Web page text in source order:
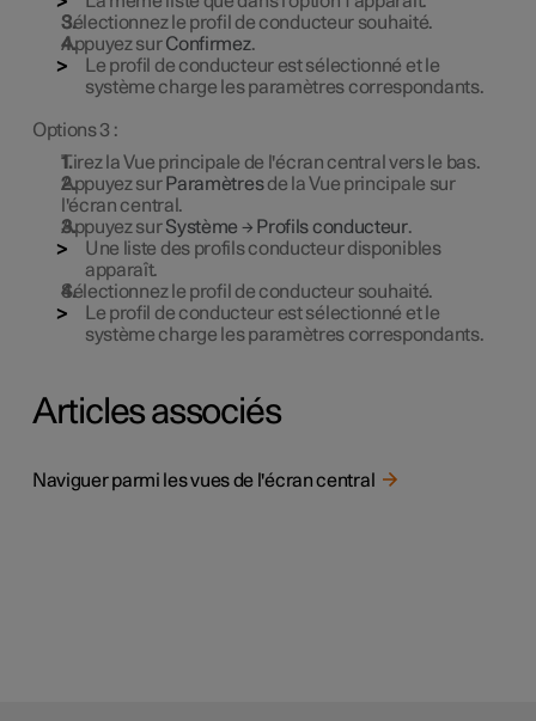
Sélectionnez le profil de conducteur souhaité.
Appuyez surConfirmez.
Le profil de conducteur est sélectionné et le
système charge les paramètres correspondants.
Options 3 :
Tirez la Vue principale de l'écran central vers le bas.
Appuyez sur Paramètresde la Vue principale sur
l'écran central.
Appuyez surSystème → Profils conducteur.
Une liste des profils conducteur disponibles
apparaît.
Sélectionnez le profil de conducteur souhaité.
Le profil de conducteur est sélectionné et le
système charge les paramètres correspondants.
Articles associés
Naviguer parmi les vues de l'écran central